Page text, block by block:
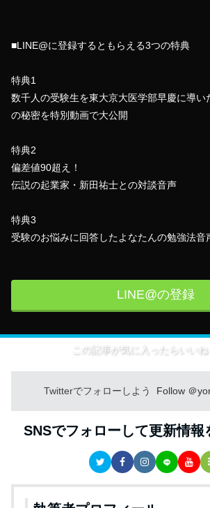
■LINE@に登録するともらえる3つの特典
特典1
数千人の受験生を東大京大医学部早慶に導い
の秘密を特別動画で大公開
特典2
偏差値90超え！
伝説の起業家・新田祐士との対談音声
特典3
受験のお悩みに回答したよなたんの勉強法音
LINE@の登録
この記事が気に入ったらいい
Twitterでフォローしよう Follow ＠
SNSでフォローして更新情報